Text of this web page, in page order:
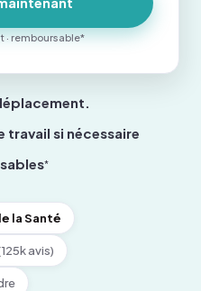
travail si nécessaire
*
la Santé
avis)
· remboursable*